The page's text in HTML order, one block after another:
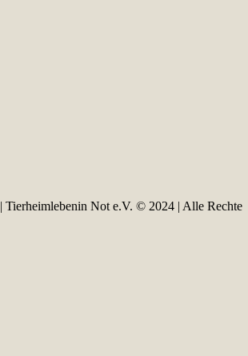
| Tierheimlebenin Not e.V. © 2024 | Alle Rechte